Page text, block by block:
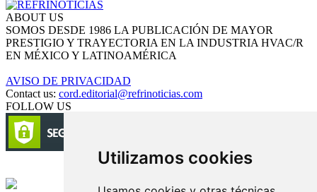
Utilizamos cookies
ABOUT US
SOMOS DESDE 1986 LA PUBLICACIÓN DE MAYOR
PRESTIGIO Y TRAYECTORIA EN LA INDUSTRIA HVAC/R
EN MÉXICO Y LATINOAMÉRICA
AVISO DE PRIVACIDAD
Contact us: cord.editorial@refrinoticias.com
FOLLOW US